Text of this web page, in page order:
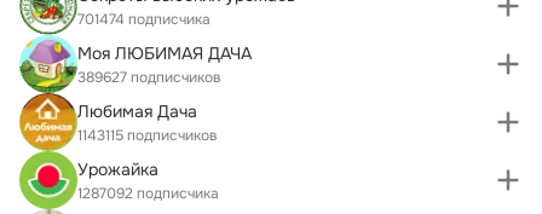
701474 подписчика
Моя ЛЮБИМАЯ ДАЧА
389627 подписчиков
Любимая Дача
1143115 подписчиков
Урожайка
1287092 подписчика